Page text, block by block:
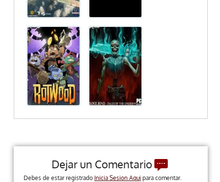
Dejar un Comentario
Debes de estar registrado Inicia Sesion Aqui para comentar.